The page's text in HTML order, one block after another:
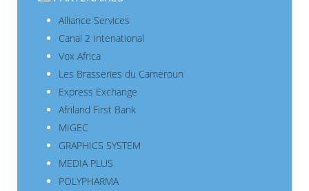
Alliance Services
Canal 2 Intenational
Vox Africa
Les Brasseries du Cameroun
Express Exchange
Afriland First Bank
MIGEC
GRAPHICS SYSTEM
MEDIA PLUS
POLYPHARMA